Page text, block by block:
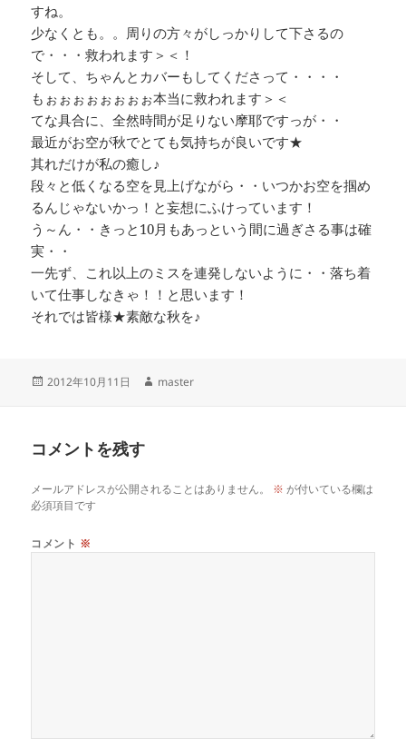
すね。
少なくとも。。周りの方々がしっかりして下さるの
で・・・救われます＞＜！
そして、ちゃんとカバーもしてくださって・・・・
もぉぉぉぉぉぉぉぉ本当に救われます＞＜
てな具合に、全然時間が足りない摩耶ですっが・・
最近がお空が秋でとても気持ちが良いです★
其れだけが私の癒し♪
段々と低くなる空を見上げながら・・いつかお空を掴め
るんじゃないかっ！と妄想にふけっています！
う～ん・・きっと10月もあっという間に過ぎさる事は確
実・・
一先ず、これ以上のミスを連発しないように・・落ち着
いて仕事しなきゃ！！と思います！
それでは皆様★素敵な秋を♪
投
2012年10月11日
作
master
コメントを残す
メールアドレスが公開されることはありません。 ※ が付いている欄は
必須項目です
コメント ※